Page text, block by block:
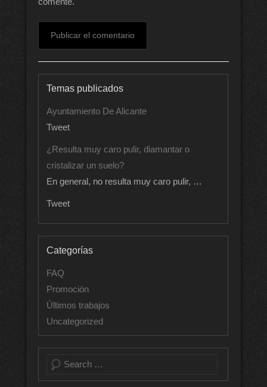
Temas publicados
Ayuntamiento De Alicante
Tweet
¿Resulta muy caro pulir, diamantar o
cristalizar un suelo?
En general, no resulta muy caro pulir, …
Tweet
Categorías
FAQ
Promoción
Últimos trabajos
Uncategorized
Buscar